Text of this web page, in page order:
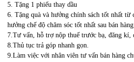
5. Tặng 1 phiếu thay dầu
6. Tặng quà và hưởng chính sách tốt nhất
hưởng chế độ chăm sóc tốt nhất sau bán
7.Tư vấn, hỗ trợ nộp thuế trước bạ, đăng kí,
8.Thủ tục trả góp nhanh gọn.
9.Làm việc với nhân viên tư vấn bán hàng